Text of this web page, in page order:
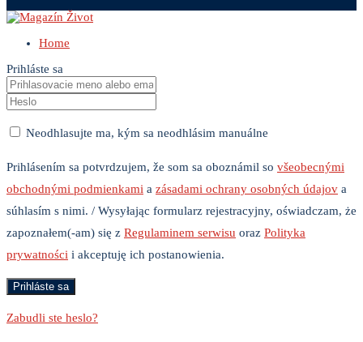
Home
Prihláste sa
Neodhlasujte ma, kým sa neodhlásim manuálne
Prihlásením sa potvrdzujem, že som sa oboznámil so všeobecnými
obchodnými podmienkami a zásadami ochrany osobných údajov a
súhlasím s nimi. / Wysyłając formularz rejestracyjny, oświadczam, że
zapoznałem(-am) się z Regulaminem serwisu oraz Polityka
prywatności i akceptuję ich postanowienia.
Zabudli ste heslo?